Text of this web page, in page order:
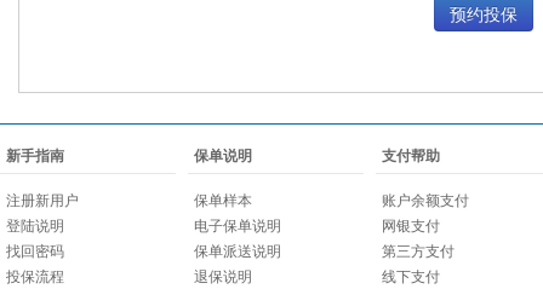
预约投保
新手指南
注册新用户
登陆说明
找回密码
投保流程
保单说明
保单样本
电子保单说明
保单派送说明
退保说明
支付帮助
账户余额支付
网银支付
第三方支付
线下支付